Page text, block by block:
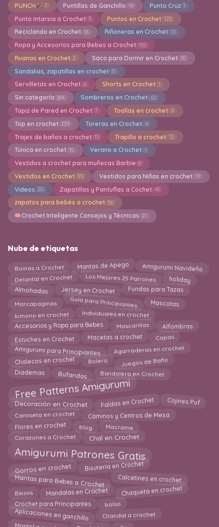
PUNCH 1 Puntillas de Ganchillo 16 Punto Cruz 1
Punto Intarsia a Crochet 3 Puntos en Crochet 125
Reciclando en Crochet 16 Riñoneras en Crochet 12
Ropa y Accesorios para Bebes a Crochet 110
Ruanas en Crochet 2 Saco para Dormir en Crochet 10
Sandalias, zapatillas en crochet 31
Servilletas en Crochet 6 Shorts en Crochet 1
Sin categoría 384 Sombreros en Crochet 62
Tapiz de Pared en Crochet 7 Toallas en crochet 6
Top en crochet 239 Toreras en Crochet 6
Trajes de baños a crochet 13 Trapillo a crochet 12
Túnica en crochet 15 Verano a Crochet 1
Vestidos a crochet para muñecas Barbie 8
Vestidos en Crochet 99 Vestidos para Niñas en crochet 19
Videos 20 Zapatillas y Pantuflas a Cochet 41
zapatos para bebés a crochet 36
Crochet Inteligente Consejos y Técnicas 21
Nube de etiquetas
Boinas a Crochet Mantas de Apego Amigurumi Navideño
Delantal en Crochet Los Mejores 25 Patrones holiday
Almohadas Jersey en Crochet Fundas para Tazas
Marcapaginas Guía para Principiantes Mascotas
kimono en crochet Individuales en crochet
Accesorios y Ropa para Bebes Mascarillas Alfombras
Estuches en Crochet Macetas a crochet Capas
Amigurumi para Principiantes Agarraderas en crochet
Chalecos en crochet Bolero Juegos de Baño
Diademas Bufandas Bandolera en Crochet
Free Patterns Amigurumi
Decoración en Crochet Faldas en Crochet Cojines Puf
Camiseta en crochet Caminos y Centros de Mesa
Flores en crochet blog Macrame
Corazones a Crochet Chal en Crochet
Amigurumi Patrones Gratis
Gorros en crochet Bisutería en Crochet
Mantas para Bebes a Crochet Calcetines en crochet
Bikinis Mandalas en Crochet Chaqueta en crochet
Crochet para Principantes bolso
Aplicaciones en ganchillo Chandal a crochet